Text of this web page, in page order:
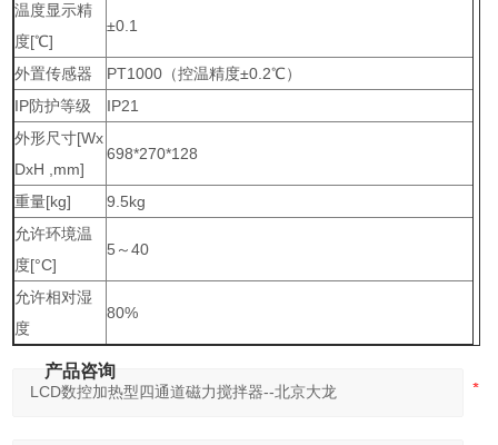
温度显示精
度[℃]
±0.1
外置传感器
PT1000（控温精度±0.2℃）
IP防护等级
IP21
外形尺寸[Wx
DxH ,mm]
698*270*128
重量[kg]
9.5kg
允许环境温
度[°C]
5～40
允许相对湿
度
80%
产品咨询